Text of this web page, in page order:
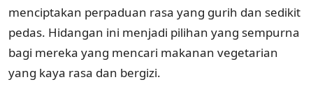
menciptakan perpaduan rasa yang gurih dan sedikit
pedas. Hidangan ini menjadi pilihan yang sempurna
bagi mereka yang mencari makanan vegetarian
yang kaya rasa dan bergizi.